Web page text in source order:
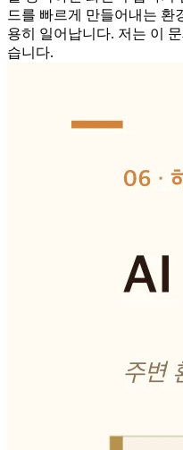
드를 빠르게 만들어내는 환
용히 일어납니다. 저는 이
습니다.